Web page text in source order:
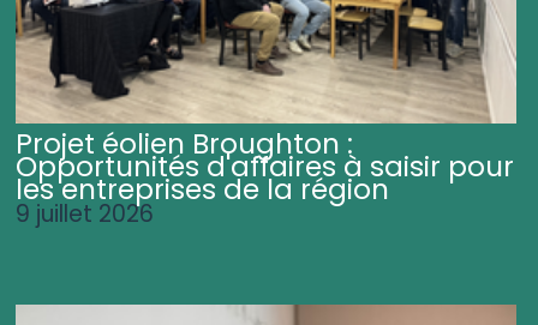
Projet éolien Broughton :
Opportunités d'affaires à saisir pour
les entreprises de la région
9 juillet 2026